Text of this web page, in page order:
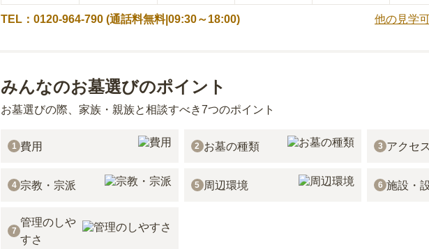
TEL：0120-964-790 (通話料無料|09:30～18:00) 他の見学
みんなのお墓選びのポイント
お墓選びの際、家族・親族と相談すべき7つのポイント
1 費用 2 お墓の種類 3 アクセ
4 宗教・宗派 5 周辺環境 6 施設・
7
管理のしや
すさ